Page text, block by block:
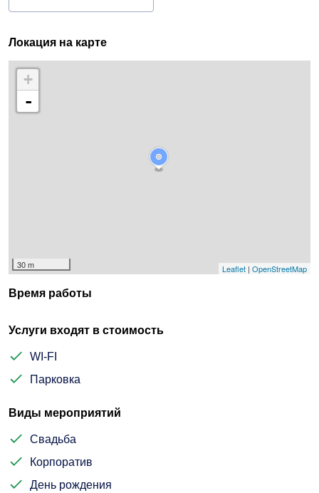
Локация на карте
+
-
30 m Leaflet | OpenStreetMap
Время работы
Услуги входят в стоимость
WI-FI
Парковка
Виды мероприятий
Свадьба
Корпоратив
День рождения